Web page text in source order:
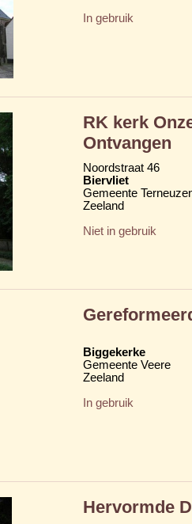
In gebruik
RK kerk
Ontvangen
Noordstraat 46
Biervliet
Gemeente
Zeeland
Niet in gebruik
Biggekerke
Gemeente Veere
Zeeland
In gebruik
Hervormde